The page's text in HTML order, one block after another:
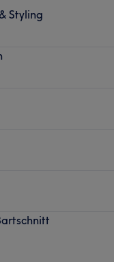
Styling